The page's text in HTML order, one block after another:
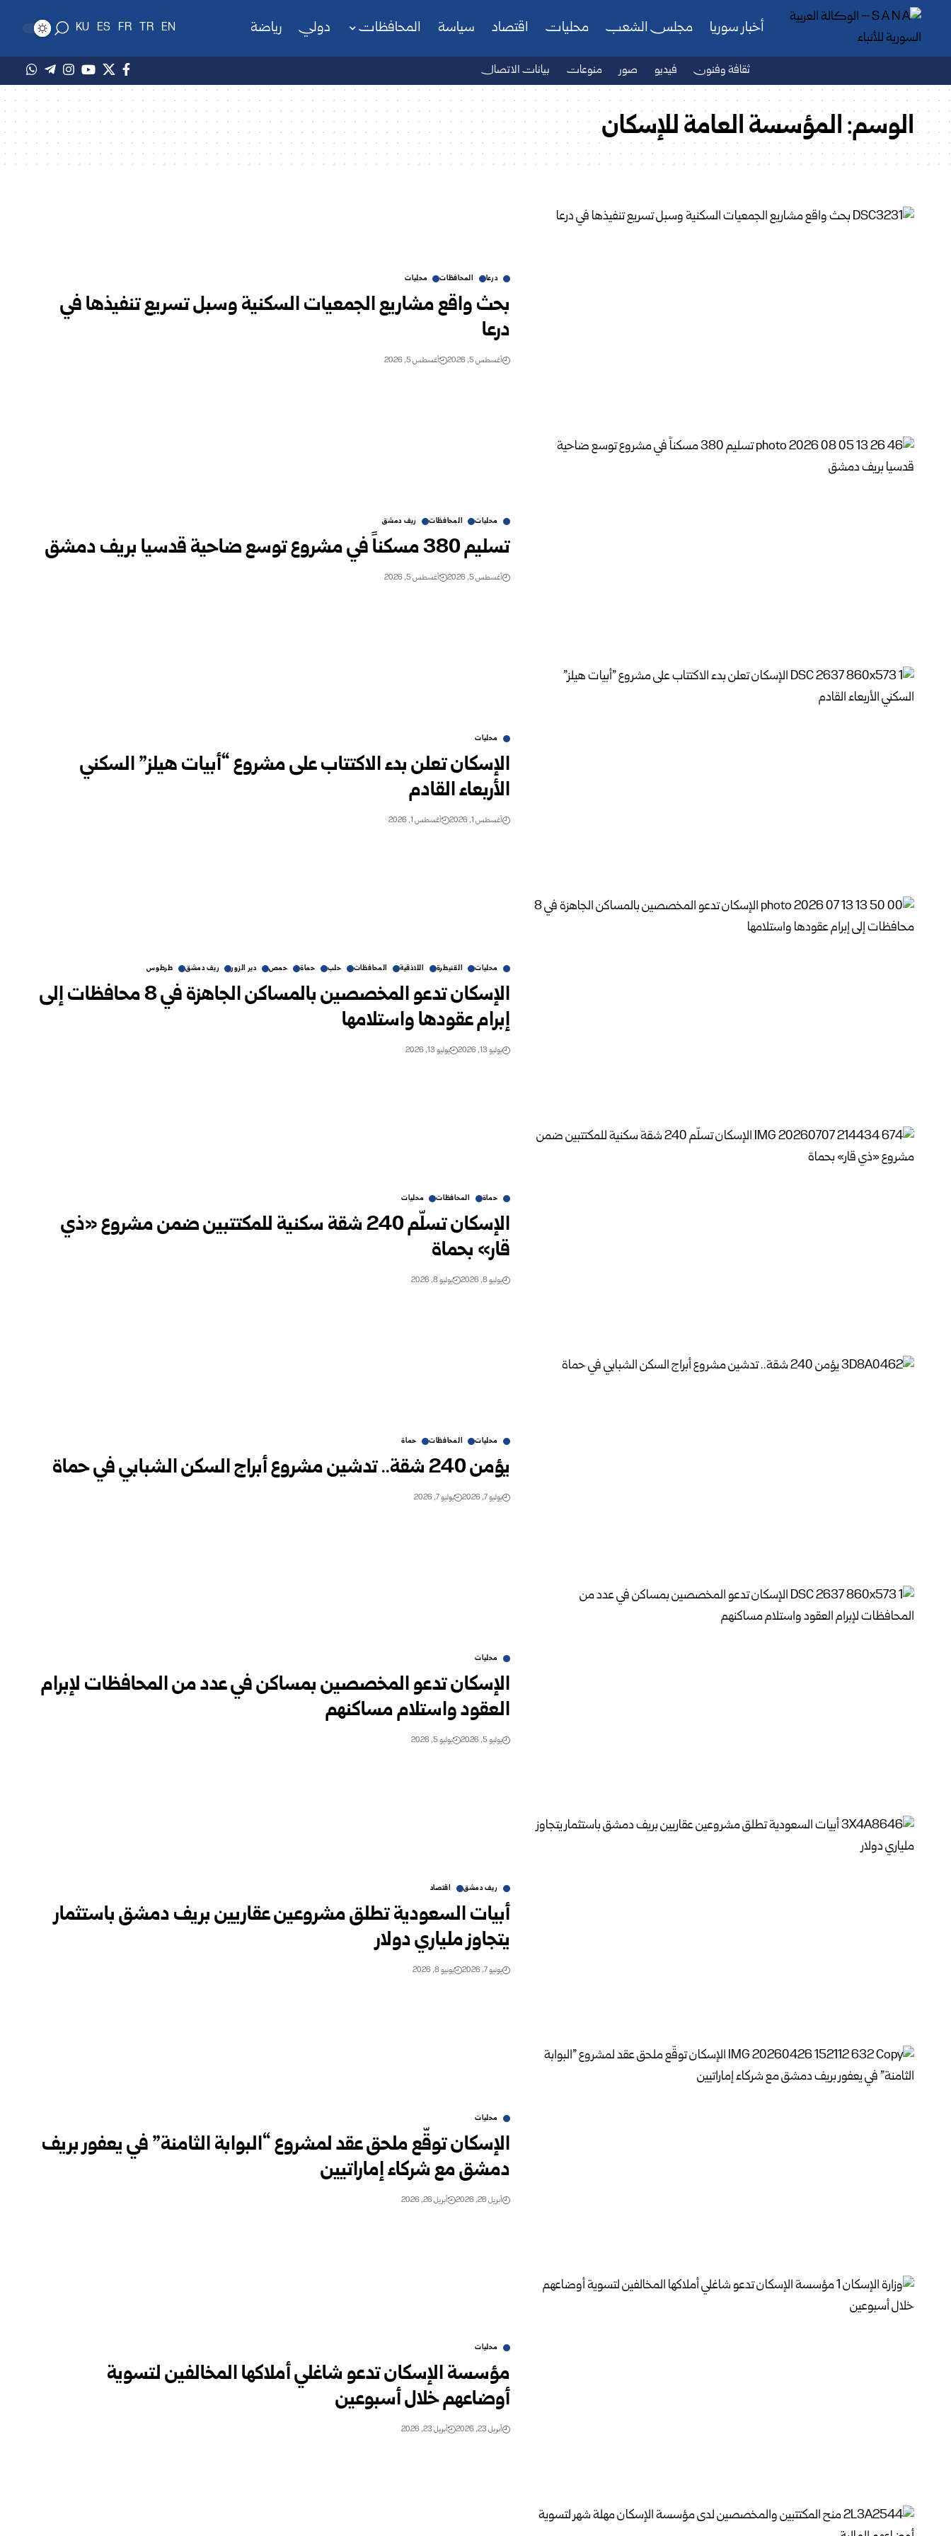
أخبار سوريا مجلس الشعب محليات اقتصاد سياسة المحافظات دولي رياضة EN
TR
FR
ES
KU
ثقافة وفنون فيديو صور منوعات بيانات الاتصال
الوسم:المؤسسة العامة للإسكان
درعا المحافظات محليات
بحث واقع مشاريع الجمعيات السكنية وسبل تسريع تنفيذها في
درعا
أغسطس 5, 2026 أغسطس 5, 2026
محليات المحافظات ريف دمشق
تسليم 380 مسكناً في مشروع توسع ضاحية قدسيا بريف دمشق
أغسطس 5, 2026 أغسطس 5, 2026
محليات
الإسكان تعلن بدء الاكتتاب على مشروع “أبيات هيلز” السكني
الأربعاء القادم
أغسطس 1, 2026 أغسطس 1, 2026
محليات القنيطرة اللاذقية المحافظات حلب حماة حمص دير الزور ريف دمشق طرطوس
الإسكان تدعو المخصصين بالمساكن الجاهزة في 8 محافظات إلى
إبرام عقودها واستلامها
يوليو 13, 2026 يوليو 13, 2026
حماة المحافظات محليات
الإسكان تسلّم 240 شقة سكنية للمكتتبين ضمن مشروع «ذي
قار» بحماة
يوليو 8, 2026 يوليو 8, 2026
محليات المحافظات حماة
يؤمن 240 شقة.. تدشين مشروع أبراج السكن الشبابي في حماة
يوليو 7, 2026 يوليو 7, 2026
محليات
الإسكان تدعو المخصصين بمساكن في عدد من المحافظات لإبرام
العقود واستلام مساكنهم
يوليو 5, 2026 يوليو 5, 2026
ريف دمشق اقتصاد
أبيات السعودية تطلق مشروعين عقاريين بريف دمشق باستثمار
يتجاوز ملياري دولار
يونيو 7, 2026 يونيو 8, 2026
محليات
الإسكان توقّع ملحق عقد لمشروع “البوابة الثامنة” في يعفور بريف
دمشق مع شركاء إماراتيين
أبريل 26, 2026 أبريل 26, 2026
محليات
مؤسسة الإسكان تدعو شاغلي أملاكها المخالفين لتسوية
أوضاعهم خلال أسبوعين
أبريل 23, 2026 أبريل 23, 2026